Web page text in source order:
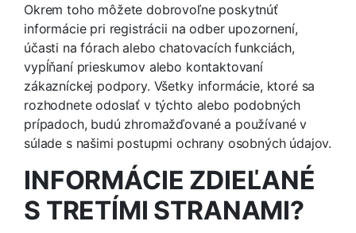
Okrem toho môžete dobrovoľne poskytnúť
informácie pri registrácii na odber upozornení,
účasti na fórach alebo chatovacích funkciách,
vypĺňaní prieskumov alebo kontaktovaní
zákazníckej podpory. Všetky informácie, ktoré sa
rozhodnete odoslať v týchto alebo podobných
prípadoch, budú zhromažďované a používané v
súlade s našimi postupmi ochrany osobných údajov.
INFORMÁCIE ZDIEĽANÉ
S TRETÍMI STRANAMI?